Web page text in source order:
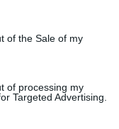
of the Sale of my
of processing my
Targeted Advertising.